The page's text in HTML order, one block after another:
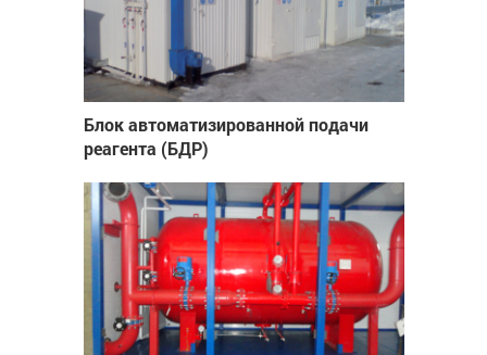
Блок автоматизированной подачи
реагента (БДР)